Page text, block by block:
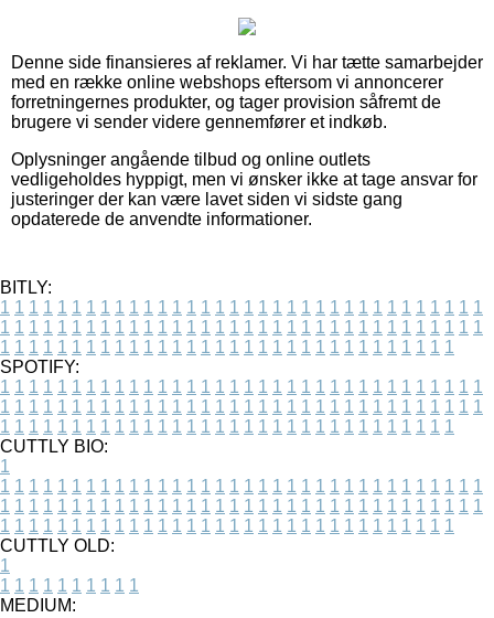
Denne side finansieres af reklamer. Vi har tætte samarbejder
med en række online webshops eftersom vi annoncerer
forretningernes produkter, og tager provision såfremt de
brugere vi sender videre gennemfører et indkøb.
Oplysninger angående tilbud og online outlets
vedligeholdes hyppigt, men vi ønsker ikke at tage ansvar for
justeringer der kan være lavet siden vi sidste gang
opdaterede de anvendte informationer.
BITLY:
1 1 1 1 1 1 1 1 1 1 1 1 1 1 1 1 1 1 1 1 1 1 1 1 1 1 1 1 1 1 1 1 1 1
1 1 1 1 1 1 1 1 1 1 1 1 1 1 1 1 1 1 1 1 1 1 1 1 1 1 1 1 1 1 1 1 1 1
1 1 1 1 1 1 1 1 1 1 1 1 1 1 1 1 1 1 1 1 1 1 1 1 1 1 1 1 1 1 1 1
SPOTIFY:
1 1 1 1 1 1 1 1 1 1 1 1 1 1 1 1 1 1 1 1 1 1 1 1 1 1 1 1 1 1 1 1 1 1
1 1 1 1 1 1 1 1 1 1 1 1 1 1 1 1 1 1 1 1 1 1 1 1 1 1 1 1 1 1 1 1 1 1
1 1 1 1 1 1 1 1 1 1 1 1 1 1 1 1 1 1 1 1 1 1 1 1 1 1 1 1 1 1 1 1
CUTTLY BIO:
1
1 1 1 1 1 1 1 1 1 1 1 1 1 1 1 1 1 1 1 1 1 1 1 1 1 1 1 1 1 1 1 1 1 1
1 1 1 1 1 1 1 1 1 1 1 1 1 1 1 1 1 1 1 1 1 1 1 1 1 1 1 1 1 1 1 1 1 1
1 1 1 1 1 1 1 1 1 1 1 1 1 1 1 1 1 1 1 1 1 1 1 1 1 1 1 1 1 1 1 1
CUTTLY OLD:
1
1 1 1 1 1 1 1 1 1 1
MEDIUM: